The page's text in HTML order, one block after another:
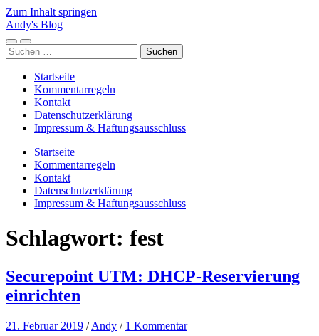
Zum Inhalt springen
Andy's Blog
Mobile-
Menü
Suchfeld
ein-/ausblenden
Suchen
nach:
Startseite
Kommentarregeln
Kontakt
Datenschutzerklärung
Impressum & Haftungsausschluss
Startseite
Kommentarregeln
Kontakt
Datenschutzerklärung
Impressum & Haftungsausschluss
Schlagwort: fest
Securepoint UTM: DHCP-Reservierung
einrichten
21. Februar 2019 /Andy / 1 Kommentar